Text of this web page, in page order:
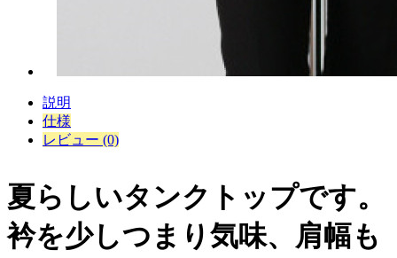
説明
仕様
レビュー (0)
夏らしいタンクトップです。
衿を少しつまり気味、肩幅も